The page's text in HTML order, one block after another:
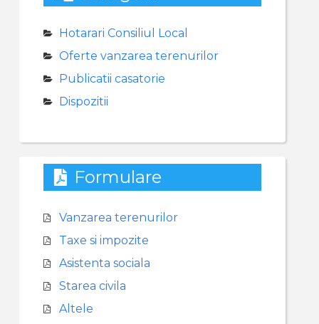
Hotarari Consiliul Local
Oferte vanzarea terenurilor
Publicatii casatorie
Dispozitii
Formulare
Vanzarea terenurilor
Taxe si impozite
Asistenta sociala
Starea civila
Altele